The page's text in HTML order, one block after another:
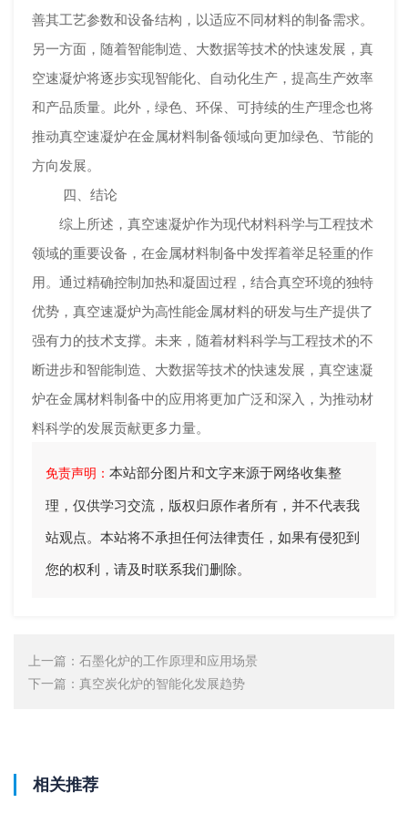
善其工艺参数和设备结构，以适应不同材料的制备需求。
另一方面，随着智能制造、大数据等技术的快速发展，真
空速凝炉将逐步实现智能化、自动化生产，提高生产效率
和产品质量。此外，绿色、环保、可持续的生产理念也将
推动真空速凝炉在金属材料制备领域向更加绿色、节能的
方向发展。
四、结论
综上所述，真空速凝炉作为现代材料科学与工程技术
领域的重要设备，在金属材料制备中发挥着举足轻重的作
用。通过精确控制加热和凝固过程，结合真空环境的独特
优势，真空速凝炉为高性能金属材料的研发与生产提供了
强有力的技术支撑。未来，随着材料科学与工程技术的不
断进步和智能制造、大数据等技术的快速发展，真空速凝
炉在金属材料制备中的应用将更加广泛和深入，为推动材
料科学的发展贡献更多力量。
免责声明： 本站部分图片和文字来源于网络收集整
理，仅供学习交流，版权归原作者所有，并不代表我
站观点。本站将不承担任何法律责任，如果有侵犯到
您的权利，请及时联系我们删除。
上一篇： 石墨化炉的工作原理和应用场景
下一篇： 真空炭化炉的智能化发展趋势
相关推荐